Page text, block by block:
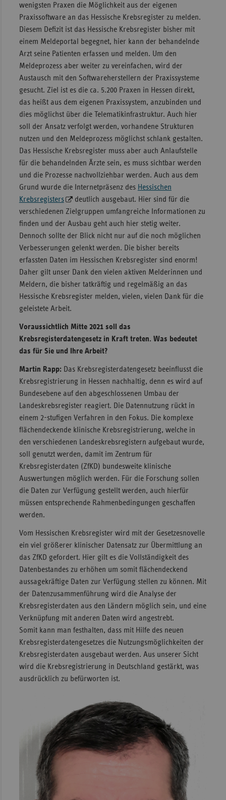
wenigsten Praxen die Möglichkeit aus der eigenen
Praxissoftware an das Hessische Krebsregister zu melden.
Diesem Defizit ist das Hessische Krebsregister bisher mit
einem Meldeportal begegnet, hier kann der behandelnde
Arzt seine Patienten erfassen und melden. Um den
Meldeprozess aber weiter zu vereinfachen, wird der
Austausch mit den Softwareherstellern der Praxissysteme
gesucht. Ziel ist es die ca. 5.200 Praxen in Hessen direkt,
das heißt aus dem eigenen Praxissystem, anzubinden und
dies möglichst über die Telematikinfrastruktur. Auch hier
soll der Ansatz verfolgt werden, vorhandene Strukturen
nutzen und den Meldeprozess möglichst schlank gestalten.
Das Hessische Krebsregister muss aber auch Anlaufstelle
für die behandelnden Ärzte sein, es muss sichtbar werden
und die Prozesse nachvollziehbar werden. Auch aus dem
Grund wurde die Internetpräsenz des Hessischen
Krebsregisters
deutlich ausgebaut. Hier sind für die
verschiedenen Zielgruppen umfangreiche Informationen zu
finden und der Ausbau geht auch hier stetig weiter.
Dennoch sollte der Blick nicht nur auf die noch möglichen
Verbesserungen gelenkt werden. Die bisher bereits
erfassten Daten im Hessischen Krebsregister sind enorm!
Daher gilt unser Dank den vielen aktiven Melderinnen und
Meldern, die bisher tatkräftig und regelmäßig an das
Hessische Krebsregister melden, vielen, vielen Dank für die
geleistete Arbeit.
Voraussichtlich Mitte 2021 soll das
Krebsregisterdatengesetz in Kraft treten. Was bedeutet
das für Sie und Ihre Arbeit?
Martin Rapp:Das Krebsregisterdatengesetz beeinflusst die
Krebsregistrierung in Hessen nachhaltig, denn es wird auf
Bundesebene auf den abgeschlossenen Umbau der
Landeskrebsregister reagiert. Die Datennutzung rückt in
einem 2-stufigen Verfahren in den Fokus. Die komplexe
flächendeckende klinische Krebsregistrierung, welche in
den verschiedenen Landeskrebsregistern aufgebaut wurde,
soll genutzt werden, damit im Zentrum für
Krebsregisterdaten (ZfKD) bundesweite klinische
Auswertungen möglich werden. Für die Forschung sollen
die Daten zur Verfügung gestellt werden, auch hierfür
müssen entsprechende Rahmenbedingungen geschaffen
werden.
Vom Hessischen Krebsregister wird mit der Gesetzesnovelle
ein viel größerer klinischer Datensatz zur Übermittlung an
das ZfKD gefordert. Hier gilt es die Vollständigkeit des
Datenbestandes zu erhöhen um somit flächendeckend
aussagekräftige Daten zur Verfügung stellen zu können. Mit
der Datenzusammenführung wird die Analyse der
Krebsregisterdaten aus den Ländern möglich sein, und eine
Verknüpfung mit anderen Daten wird angestrebt.
Somit kann man festhalten, dass mit Hilfe des neuen
Krebsregisterdatengesetzes die Nutzungsmöglichkeiten der
Krebsregisterdaten ausgebaut werden. Aus unserer Sicht
wird die Krebsregistrierung in Deutschland gestärkt, was
ausdrücklich zu befürworten ist.